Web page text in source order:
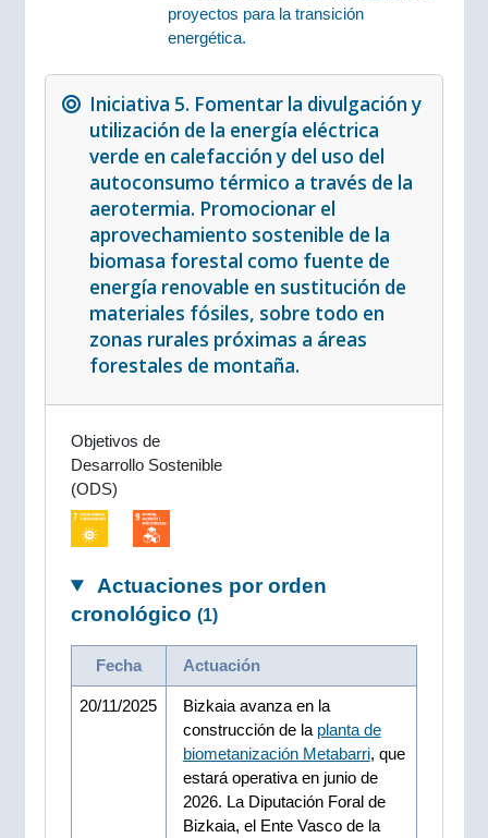
proyectos para la transición
energética.
Iniciativa 5. Fomentar la divulgación y
utilización de la energía eléctrica
verde en calefacción y del uso del
autoconsumo térmico a través de la
aerotermia. Promocionar el
aprovechamiento sostenible de la
biomasa forestal como fuente de
energía renovable en sustitución de
materiales fósiles, sobre todo en
zonas rurales próximas a áreas
forestales de montaña.
Objetivos de
Desarrollo Sostenible
(ODS)
Actuaciones por orden
cronológico (1)
Fecha Actuación
20/11/2025
Bizkaia avanza en la
construcción de la planta de
biometanización Metabarri, que
estará operativa en junio de
2026. La Diputación Foral de
Bizkaia, el Ente Vasco de la